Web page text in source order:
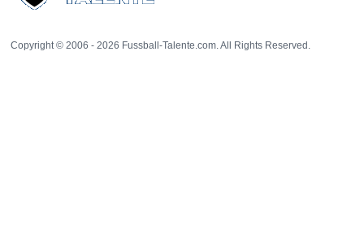
Copyright © 2006 - 2026 Fussball-Talente.com. All Rights Reserved.